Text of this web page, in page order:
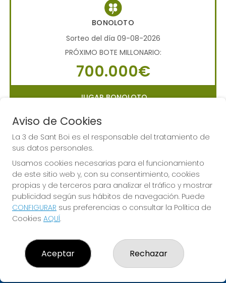
BONOLOTO
Sorteo del día 09-08-2026
PRÓXIMO BOTE MILLONARIO:
700.000€
JUGAR BONOLOTO
LA PRIMITIVA
Sorteo del día 10-08-2026
PRÓXIMO BOTE MILLONARIO:
56.000.000€
Aviso de Cookies
La 3 de Sant Boi es el responsable del tratamiento de
sus datos personales.
Usamos cookies necesarias para el funcionamiento
de este sitio web y, con su consentimiento, cookies
propias y de terceros para analizar el tráfico y mostrar
publicidad según sus hábitos de navegación. Puede
CONFIGURAR sus preferencias o consultar la Política de
Cookies AQUÍ.
Aceptar Rechazar